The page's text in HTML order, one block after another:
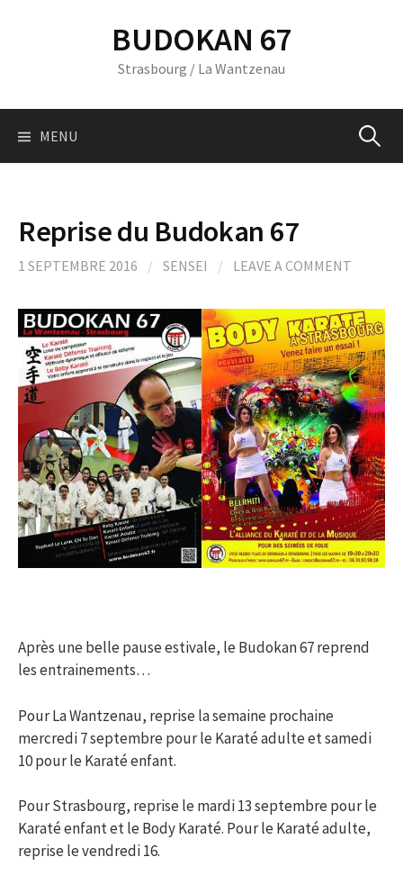
BUDOKAN 67
Strasbourg / La Wantzenau
MENU
Reprise du Budokan 67
1 SEPTEMBRE 2016 / SENSEI / LEAVE A COMMENT
Après une belle pause estivale, le Budokan 67 reprend
les entrainements…
Pour La Wantzenau, reprise la semaine prochaine
mercredi 7 septembre pour le Karaté adulte et samedi
10 pour le Karaté enfant.
Pour Strasbourg, reprise le mardi 13 septembre pour le
Karaté enfant et le Body Karaté. Pour le Karaté adulte,
reprise le vendredi 16.